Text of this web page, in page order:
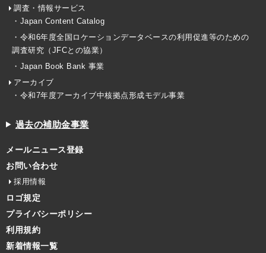
調査・情報サービス
・Japan Content Catalog
・令和6年度全国ロケーションデータベースの利用促進等のための
調査研究（JFCとの協業）
・Japan Book Bank 事業
アーカイブ
・令和7年度アーカイブ中核拠点形成モデル事業
過去の補助金事業
メールニュース登録
お問い合わせ
採用情報
ロゴ規定
プライバシーポリシー
利用規約
新着情報一覧